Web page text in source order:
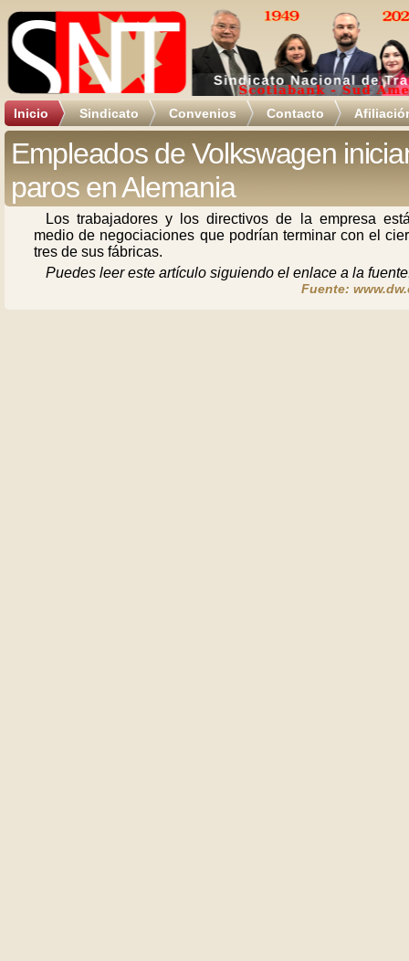
Inicio Sindicato Convenios Contacto
Empleados de Volkswagen
paros en Alemania
Los trabajadores y los directivos de la empresa
medio de negociaciones que podrían terminar con el
tres de sus fábricas.
Puedes leer este artículo siguiendo el enlace a la
Fuente: